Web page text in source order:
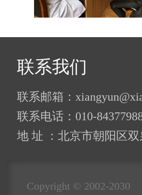
联系我们
联系邮箱：
联系电话：010-
地 址 ：北京市朝阳区
Copyright © 2002-2030